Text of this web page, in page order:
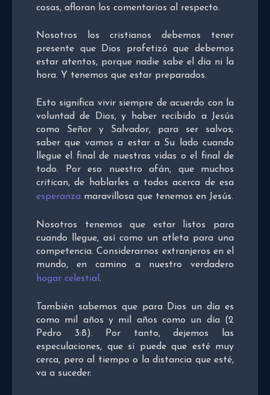
cosas, afloran los comentarios al respecto.
Nosotros los cristianos debemos tener
presente que Dios profetizó que debemos
estar atentos, porque nadie sabe el día ni la
hora. Y tenemos que estar preparados.
Esto significa vivir siempre de acuerdo con la
voluntad de Dios, y haber recibido a Jesús
como Señor y Salvador, para ser salvos;
saber que vamos a estar a Su lado cuando
llegue el final de nuestras vidas o el final de
todo. Por eso nuestro afán, que muchos
critican, de hablarles a todos acerca de esa
esperanza maravillosa que tenemos en Jesús.
Nosotros tenemos que estar listos para
cuando llegue, así como un atleta para una
competencia. Considerarnos extranjeros en el
mundo, en camino a nuestro verdadero
hogar celestial .
También sabemos que para Dios un día es
como mil años y mil años como un día (2
Pedro 3:8). Por tanto, dejemos las
especulaciones, que sí puede que esté muy
cerca, pero al tiempo o la distancia que esté,
va a suceder.